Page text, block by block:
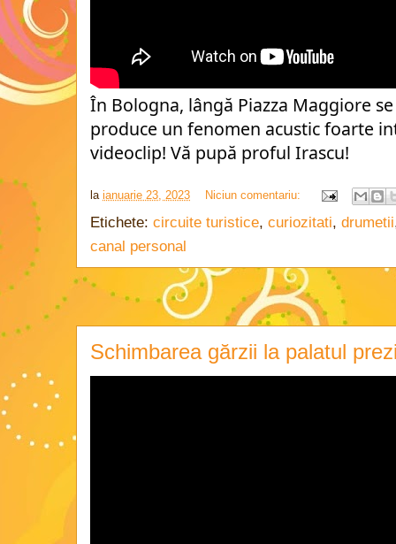
În Bologna, lângă Piazza Maggiore
produce un fenomen acustic foarte
videoclip! Vă pupă proful Irascu!
la ianuarie 23, 2023 Niciun comentariu:
Etichete: circuite turistice, curiozitati, drumetii
canal personal
Schimbarea gărzii la palatul